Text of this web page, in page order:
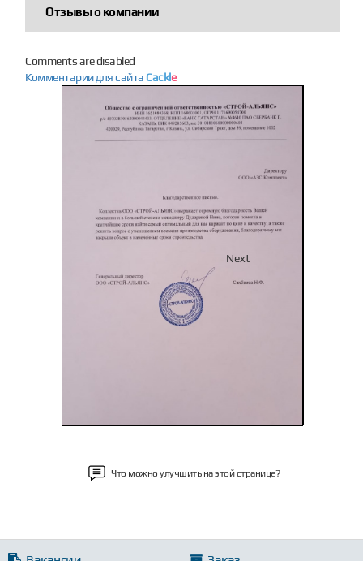
Отзывы о компании
Comments are disabled
Комментарии для сайта Cackle
Next
Что можно улучшить на этой странице?